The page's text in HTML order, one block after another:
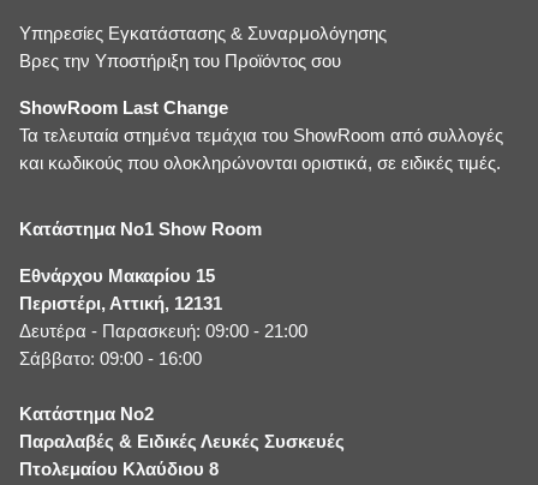
Υπηρεσίες Εγκατάστασης & Συναρμολόγησης
Βρες την Υποστήριξη του Προϊόντος σου
ShowRoom Last Change
Τα τελευταία στημένα τεμάχια του ShowRoom από συλλογές
και κωδικούς που ολοκληρώνονται οριστικά, σε ειδικές τιμές.
Κατάστημα No1 Show Room
Εθνάρχου Μακαρίου 15
Περιστέρι, Αττική, 12131
Δευτέρα - Παρασκευή: 09:00 - 21:00
Σάββατο: 09:00 - 16:00
Κατάστημα No2
Παραλαβές & Ειδικές Λευκές Συσκευές
Πτολεμαίου Κλαύδιου 8